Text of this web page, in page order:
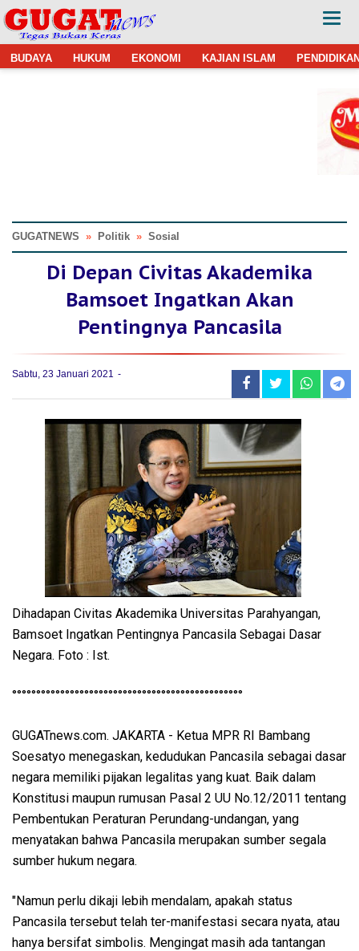
BUDAYA HUKUM EKONOMI KAJIAN ISLAM
GUGATNEWS » Politik » Sosial
Di Depan Civitas Akademika
Bamsoet Ingatkan Akan
Pentingnya Pancasila
Sabtu, 23 Januari 2021
Dihadapan Civitas Akademika Universitas Parahyangan,
Bamsoet Ingatkan Pentingnya Pancasila Sebagai Dasar
Negara. Foto : Ist.
°°°°°°°°°°°°°°°°°°°°°°°°°°°°°°°°°°°°°°°°°°°°°°°°
GUGATnews.com. JAKARTA - Ketua MPR RI Bambang
Soesatyo menegaskan, kedudukan Pancasila sebagai dasar
negara memiliki pijakan legalitas yang kuat. Baik dalam
Konstitusi maupun rumusan Pasal 2 UU No.12/2011 tentang
Pembentukan Peraturan Perundang-undangan, yang
menyatakan bahwa Pancasila merupakan sumber segala
sumber hukum negara.
"Namun perlu dikaji lebih mendalam, apakah status
Pancasila tersebut telah ter-manifestasi secara nyata, atau
hanya bersifat simbolis. Mengingat masih ada tantangan